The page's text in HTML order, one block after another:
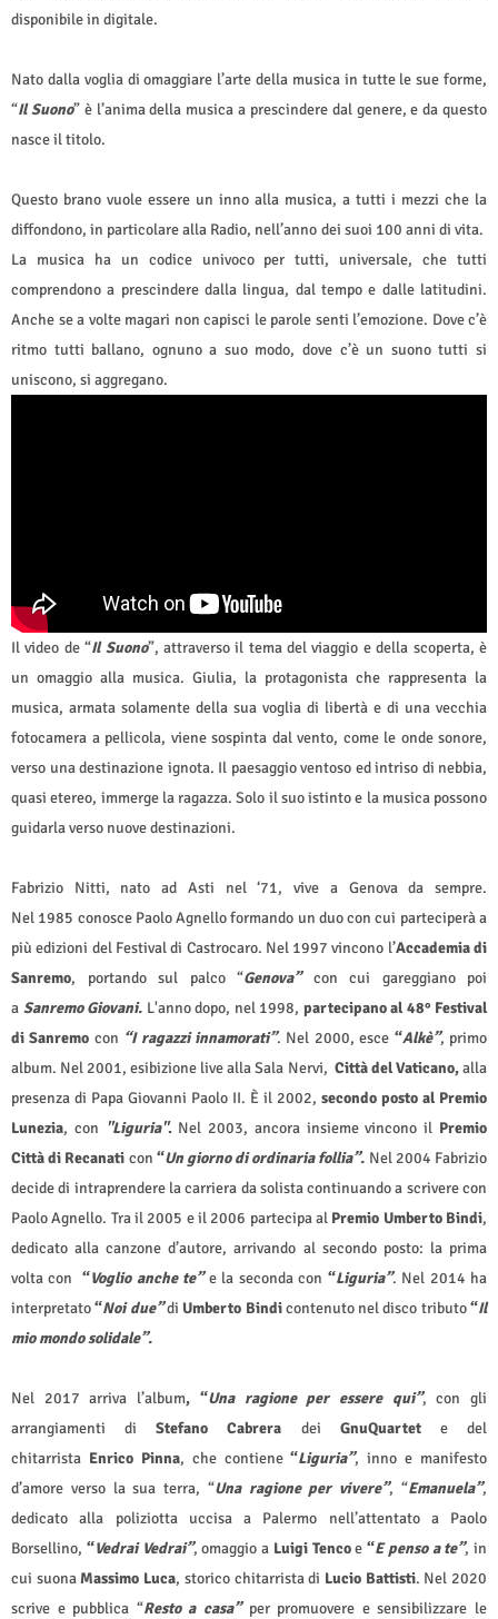
disponibile in digitale.
Nato dalla voglia di omaggiare l’arte della musica in tutte le sue forme,
“Il Suono” è l’anima della musica a prescindere dal genere, e da questo
nasce il titolo.
Questo brano vuole essere un inno alla musica, a tutti i mezzi che la
diffondono, in particolare alla Radio, nell’anno dei suoi 100 anni di vita.
La musica ha un codice univoco per tutti, universale, che tutti
comprendono a prescindere dalla lingua, dal tempo e dalle latitudini.
Anche se a volte magari non capisci le parole senti l’emozione. Dove c’è
ritmo tutti ballano, ognuno a suo modo, dove c’è un suono tutti si
uniscono, si aggregano.
Il video de “Il Suono”, attraverso il tema del viaggio e della scoperta, è
un omaggio alla musica. Giulia, la protagonista che rappresenta la
musica, armata solamente della sua voglia di libertà e di una vecchia
fotocamera a pellicola, viene sospinta dal vento, come le onde sonore,
verso una destinazione ignota. Il paesaggio ventoso ed intriso di nebbia,
quasi etereo, immerge la ragazza. Solo il suo istinto e la musica possono
guidarla verso nuove destinazioni.
Fabrizio Nitti, nato ad Asti nel ‘71, vive a Genova da sempre.
Nel 1985 conosce Paolo Agnello formando un duo con cui parteciperà a
più edizioni del Festival di Castrocaro. Nel 1997 vincono l’Accademia di
Sanremo, portando sul palco “Genova” con cui gareggiano poi
a Sanremo Giovani. L'anno dopo, nel 1998, partecipano al 48° Festival
di Sanremo con “I ragazzi innamorati”. Nel 2000, esce “Alkè”, primo
album. Nel 2001, esibizione live alla Sala Nervi, Città del Vaticano,alla
presenza di Papa Giovanni Paolo II. È il 2002, secondo posto al Premio
Lunezia, con "Liguria". Nel 2003, ancora insieme vincono il Premio
Città di Recanati con “Un giorno di ordinaria follia”. Nel 2004 Fabrizio
decide di intraprendere la carriera da solista continuando a scrivere con
Paolo Agnello. Tra il 2005 e il 2006 partecipa al Premio Umberto Bindi,
dedicato alla canzone d’autore, arrivando al secondo posto: la prima
volta con“Voglio anche te”e la seconda con “Liguria”. Nel 2014 ha
interpretato“Noi due”di Umberto Bindicontenuto nel disco tributo“Il
mio mondo solidale”.
Nel 2017 arriva l’album, “Una ragione per essere qui”, con gli
arrangiamenti di Stefano Cabrera dei GnuQuartete del
chitarrista Enrico Pinna, che contiene“Liguria”, inno e manifesto
d’amore verso la sua terra, “Una ragione per vivere”, “Emanuela”,
dedicato alla poliziotta uccisa a Palermo nell’attentato a Paolo
Borsellino, “Vedrai Vedrai”, omaggio a Luigi Tencoe “E penso a te”, in
cui suonaMassimo Luca, storico chitarrista di Lucio Battisti. Nel 2020
scrive e pubblica “Resto a casa” per promuovere e sensibilizzare le